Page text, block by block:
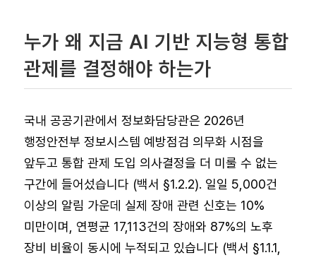
누가 왜 지금 AI 기반 지능형 통합
관제를 결정해야 하는가
국내 공공기관에서 정보화담당관은 2026년
행정안전부 정보시스템 예방점검 의무화 시점을
앞두고 통합 관제 도입 의사결정을 더 미룰 수 없는
구간에 들어섰습니다 (백서 §1.2.2). 일일 5,000건
이상의 알림 가운데 실제 장애 관련 신호는 10%
미만이며, 연평균 17,113건의 장애와 87%의 노후
장비 비율이 동시에 누적되고 있습니다 (백서 §1.1.1,